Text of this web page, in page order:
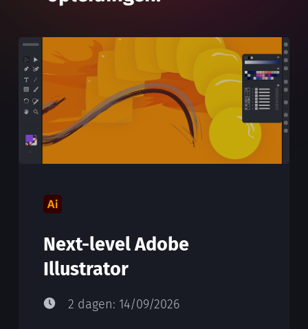
Next-level Adobe
Illustrator
2 dagen: 14/09/2026